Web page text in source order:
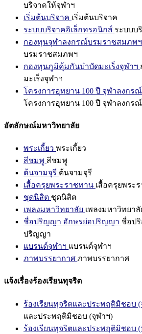
บริจาคให้จุฬาฯ
เริ่มต้นบริจาค เริ่มต้นบริจาค
ระบบบริจาคอิเล็กทรอนิกส์ ระบบบ
กองทุนจุฬาลงกรณ์บรมราชสมภพฯ
บรมราชสมภพฯ
กองทุนภูมิคุ้มกันบำบัดมะเร็งจุฬาฯ
มะเร็งจุฬาฯ
โครงการอุทยาน 100 ปี จุฬาลงกร
โครงการอุทยาน 100 ปี จุฬาลงกร
อัตลักษณ์มหาวิทยาลัย
พระเกี้ยว พระเกี้ยว
สีชมพู สีชมพู
ต้นจามจุรี ต้นจามจุรี
เสื้อครุยพระราชทาน เสื้อครุยพระ
ชุดนิสิต ชุดนิสิต
เพลงมหาวิทยาลัย เพลงมหาวิทยาลั
ชื่อปริญญา อักษรย่อปริญญา ชื่อป
ปริญญา
แบรนด์จุฬาฯ แบรนด์จุฬาฯ
ภาพบรรยากาศ ภาพบรรยากาศ
แจ้งเรื่องร้องเรียนทุจริต
ร้องเรียนทุจริตและประพฤติมิชอบ (
และประพฤติมิชอบ (จุฬาฯ)
ร้องเรียนทุจริตและประพฤติมิชอบ